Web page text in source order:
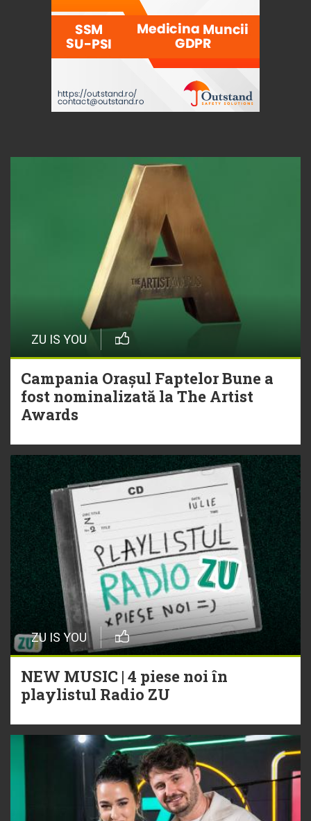
ZU IS YOU
Campania Orașul Faptelor Bune a
fost nominalizată la The Artist
Awards
ZU IS YOU
NEW MUSIC | 4 piese noi în
playlistul Radio ZU